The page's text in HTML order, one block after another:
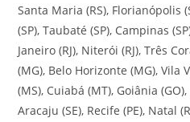
Santa Maria (RS), Florianópolis
(SP), Taubaté (SP), Campinas
Janeiro (RJ), Niterói (RJ), Três
(MG), Belo Horizonte (MG), Vila
(MS), Cuiabá (MT), Goiânia
Aracaju (SE), Recife (PE), Natal